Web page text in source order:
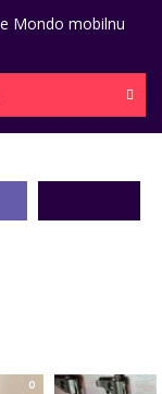
Mondo mobilnu
0